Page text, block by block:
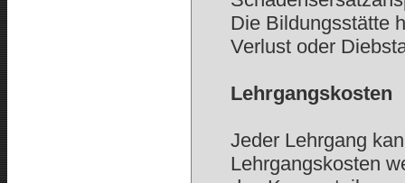
Die Bildungsstätte
Verlust oder
Lehrgangskosten
Jeder Lehrgang
Lehrgangskosten